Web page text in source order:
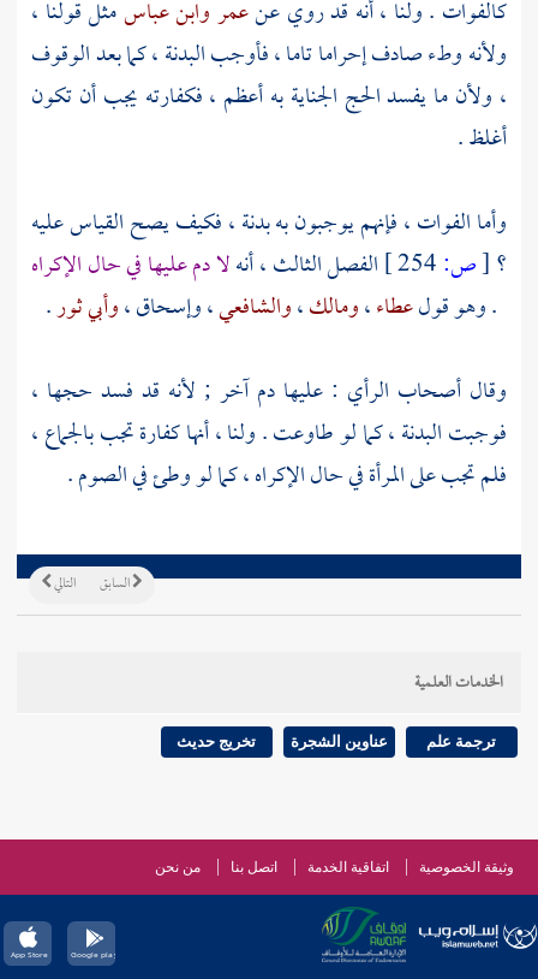
كالفوات . ولنا ، أنه قد روي عنعمروابن عباسمثل قولنا ،
ولأنه وطء صادف إحراما تاما ، فأوجب البدنة ، كما بعد الوقوف
، ولأن ما يفسد الحج الجناية به أعظم ، فكفارته يجب أن تكون
أغلظ .
وأما الفوات ، فإنهم يوجبون به بدنة ، فكيف يصح القياس عليه
؟[ص: الفصل الثالث ، أنهلا دم عليها في حال الإكراه
. وهو قولعطاء،ومالك،والشافعي،وإسحاق،وأبي ثور.
وقال أصحاب الرأي : عليها دم آخر ; لأنه قد فسد حجها ،
فوجبت البدنة ، كما لو طاوعت . ولنا ، أنها كفارة تجب بالجماع ،
فلم تجب على المرأة في حال الإكراه ، كما لو وطئ في الصوم .
التالي السابق
الخدمات العلمية
ترجمة علم عناوين الشجرة تخريج حديث
وثيقة الخصوصية اتفاقية الخدمة اتصل بنا من نحن